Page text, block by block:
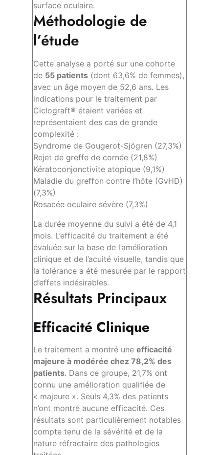
surface oculaire.
Méthodologie de
l’étude
Cette analyse a porté sur une cohorte
de 55 patients (dont 63,6% de femmes),
avec un âge moyen de 52,6 ans. Les
indications pour le traitement par
Ciclograft® étaient variées et
représentaient des cas de grande
complexité :
Syndrome de Gougerot-Sjögren (27,3%)
Rejet de greffe de cornée (21,8%)
Kératoconjonctivite atopique (9,1%)
Maladie du greffon contre l’hôte (GvHD)
(7,3%)
Rosacée oculaire sévère (7,3%)
La durée moyenne du suivi a été de 4,1
mois. L’efficacité du traitement a été
évaluée sur la base de l’amélioration
clinique et de l’acuité visuelle, tandis que
la tolérance a été mesurée par le rapport
d’effets indésirables.
Résultats Principaux
Efficacité Clinique
Le traitement a montré une efficacité
majeure à modérée chez 78,2% des
patients. Dans ce groupe, 21,7% ont
connu une amélioration qualifiée de
« majeure ». Seuls 4,3% des patients
n’ont montré aucune efficacité. Ces
résultats sont particulièrement notables
compte tenu de la sévérité et de la
nature réfractaire des pathologies